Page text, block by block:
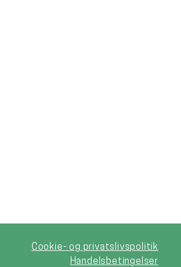
Cookie- og privatslivspolitik
Handelsbetingelser